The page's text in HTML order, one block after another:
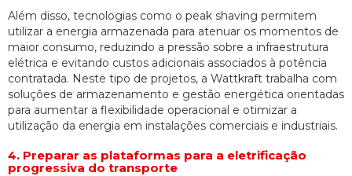
Além disso, tecnologias como o peak shaving permitem
utilizar a energia armazenada para atenuar os momentos de
maior consumo, reduzindo a pressão sobre a infraestrutura
elétrica e evitando custos adicionais associados à potência
contratada. Neste tipo de projetos, a Wattkraft trabalha com
soluções de armazenamento e gestão energética orientadas
para aumentar a flexibilidade operacional e otimizar a
utilização da energia em instalações comerciais e industriais.
4. Preparar as plataformas para a eletrificação
progressiva do transporte